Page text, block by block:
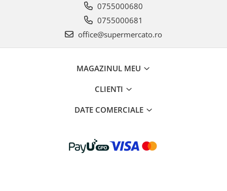
0755000680
0755000681
office@supermercato.ro
MAGAZINUL MEU
CLIENTI
DATE COMERCIALE